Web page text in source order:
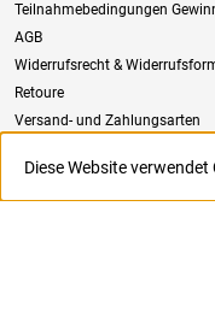
Teilnahmebedingungen
AGB
Widerrufsrecht &
Retoure
Versand- und Zahlungsarten
Diese Website